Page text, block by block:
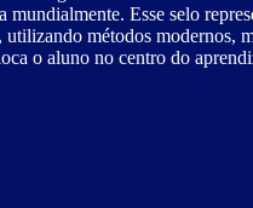
mundialmente. Esse selo
métodos modernos,
o aluno no centro do